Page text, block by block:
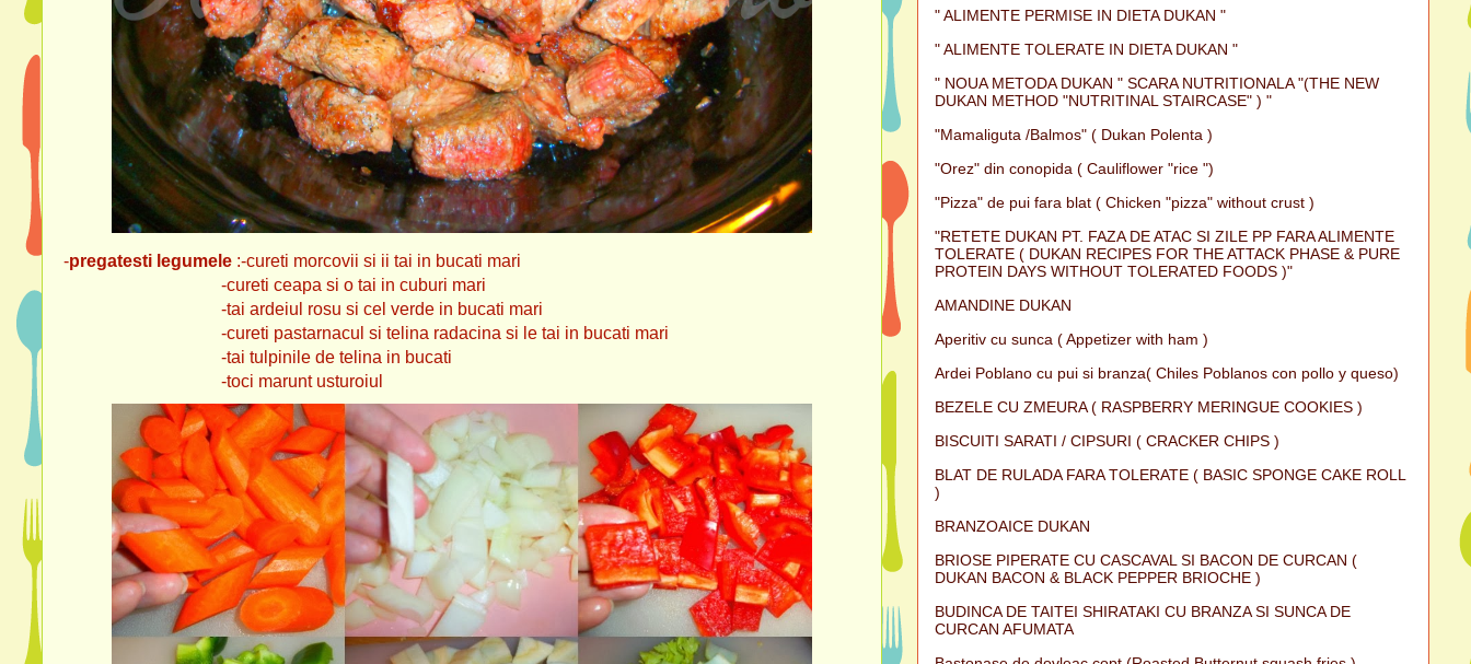
-pregatesti legumele :-cureti morcovii si ii tai in bucati mari
-cureti ceapa si o tai in cuburi mari
-tai ardeiul rosu si cel verde in bucati mari
-cureti pastarnacul si telina radacina si le tai in bucati mari
-tai tulpinile de telina in bucati
-toci marunt usturoiul
" ALIMENTE PERMISE IN DIETA DUKAN "
" ALIMENTE TOLERATE IN DIETA DUKAN "
" NOUA METODA DUKAN " SCARA NUTRITIONALA "(THE NEW
DUKAN METHOD "NUTRITINAL STAIRCASE" ) "
"Mamaliguta /Balmos" ( Dukan Polenta )
"Orez" din conopida ( Cauliflower "rice ")
"Pizza" de pui fara blat ( Chicken "pizza" without crust )
"RETETE DUKAN PT. FAZA DE ATAC SI ZILE PP FARA ALIMENTE
TOLERATE ( DUKAN RECIPES FOR THE ATTACK PHASE & PURE
PROTEIN DAYS WITHOUT TOLERATED FOODS )"
AMANDINE DUKAN
Aperitiv cu sunca ( Appetizer with ham )
Ardei Poblano cu pui si branza( Chiles Poblanos con pollo y queso)
BEZELE CU ZMEURA ( RASPBERRY MERINGUE COOKIES )
BISCUITI SARATI / CIPSURI ( CRACKER CHIPS )
BLAT DE RULADA FARA TOLERATE ( BASIC SPONGE CAKE ROLL
)
BRANZOAICE DUKAN
BRIOSE PIPERATE CU CASCAVAL SI BACON DE CURCAN (
DUKAN BACON & BLACK PEPPER BRIOCHE )
BUDINCA DE TAITEI SHIRATAKI CU BRANZA SI SUNCA DE
CURCAN AFUMATA